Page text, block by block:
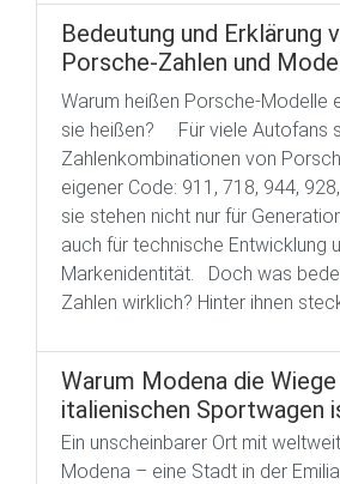
Bedeutung und Erklärung
Porsche-Zahlen und
Warum heißen Porsche-Modelle
sie heißen? Für viele Autofans
Zahlenkombinationen von
eigener Code: 911, 718, 944,
sie stehen nicht nur für
auch für technische Entwicklung
Markenidentität. Doch was
Zahlen wirklich? Hinter ihnen
Warum Modena die
italienischen Sportwagen
Ein unscheinbarer Ort mit
Modena – eine Stadt in der